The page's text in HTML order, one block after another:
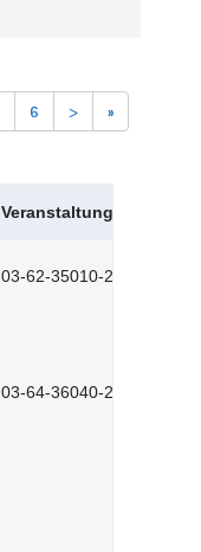
6 > »
Veranstaltungskürzel
03-62-35010-2502
03-64-36040-2601